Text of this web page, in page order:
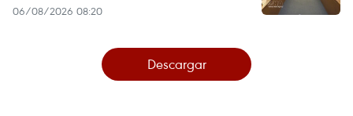
06/08/2026 08:20
Descargar